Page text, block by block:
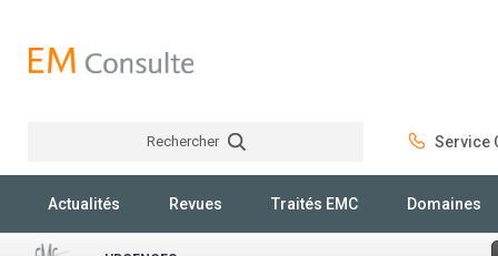
Rechercher Service
Actualités Revues Traités EMC Domaines